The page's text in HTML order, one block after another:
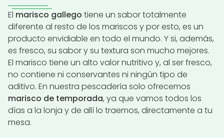
El marisco gallego tiene un sabor totalmente
diferente al resto de los mariscos y por esto, es un
producto envidiable en todo el mundo. Y si, además,
es fresco, su sabor y su textura son mucho mejores.
El marisco tiene un alto valor nutritivo y, al ser fresco,
no contiene ni conservantes ni ningún tipo de
aditivo. En nuestra pescadería solo ofrecemos
marisco de temporada, ya que vamos todos los
días a la lonja y de allí lo traemos, directamente a tu
mesa.